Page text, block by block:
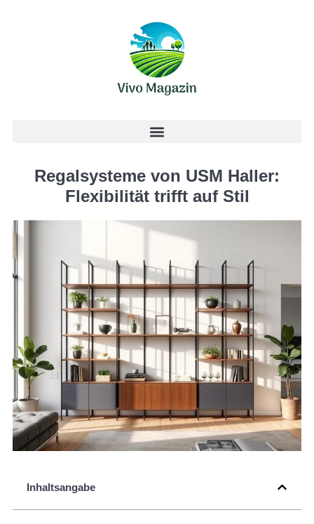
Regalsysteme von USM Haller:
Flexibilität trifft auf Stil
Inhaltsangabe